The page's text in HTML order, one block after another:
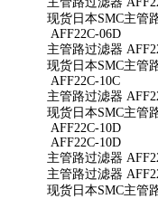
现货日本SMC主管
AFF22C-06D
主管路过滤器
现货日本SMC主管
AFF22C-10C
主管路过滤器
现货日本SMC主管
AFF22C-10D
AFF22C-10D
主管路过滤器
主管路过滤器
现货日本SMC主管